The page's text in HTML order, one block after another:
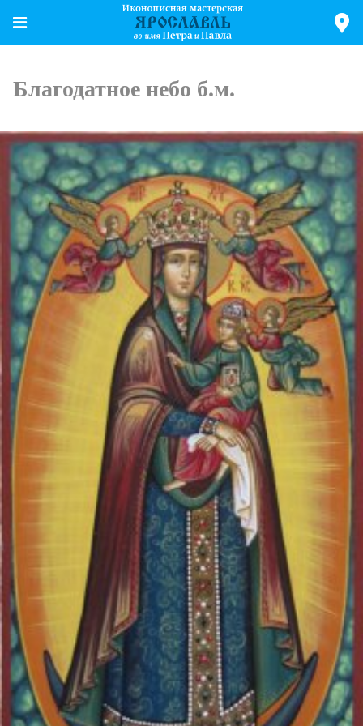
Благодатное небо б.м.